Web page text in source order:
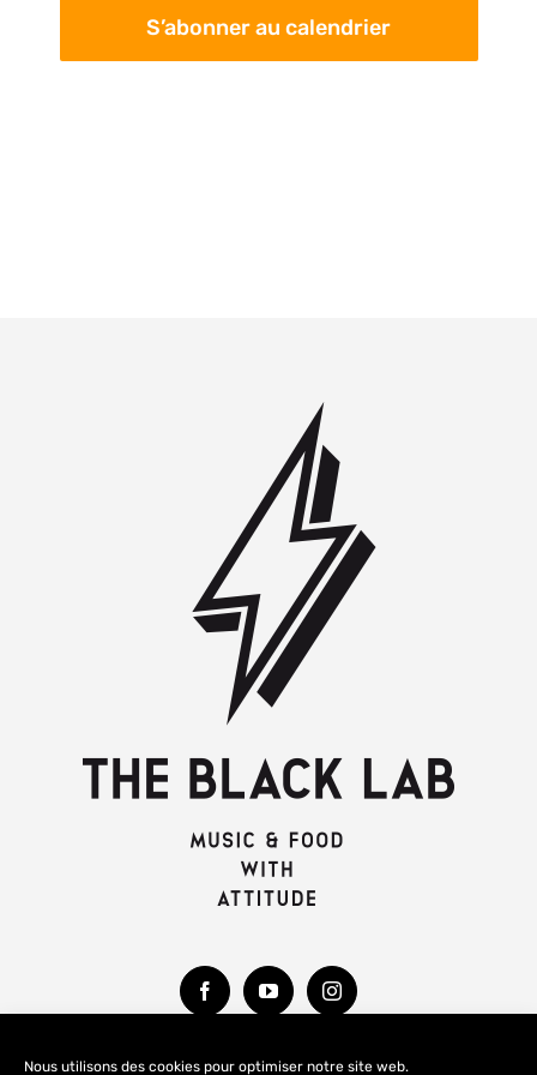
Nous utilisons des cookies pour optimiser notre site web.
S’abonner au calendrier